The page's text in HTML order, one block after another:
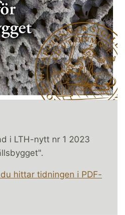
i LTH-nytt nr 1 2023
hittar tidningen i PDF-